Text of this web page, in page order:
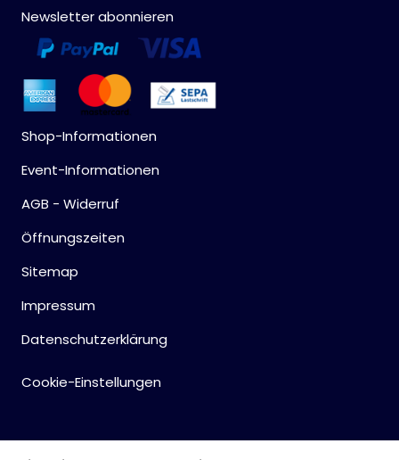
Newsletter abonnieren
Shop-Informationen
Event-Informationen
AGB - Widerruf
Öffnungszeiten
Sitemap
Impressum
Datenschutzerklärung
Cookie-Einstellungen